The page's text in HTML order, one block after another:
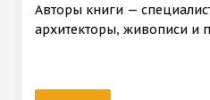
Авторы книги —
архитекторы, живописи и